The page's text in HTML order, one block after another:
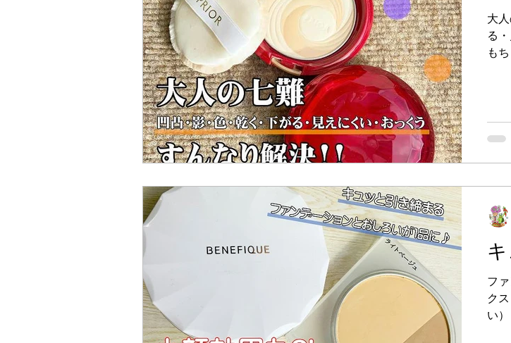
大
る
も
フ
ク
い